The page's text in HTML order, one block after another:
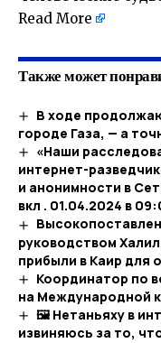
Read More
Также может
В ходе
городе Газа, — а
«Наши
интернет-
и анонимности в
вкл . 01.04.2024 в
руководством
прибыли в Каир для
Координатор по
на Международной
🖼 Нетаньяху в
извиняюсь за то,